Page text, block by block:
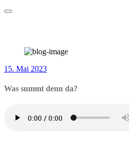
Zum
15. Mai 2023
Was summt denn da?